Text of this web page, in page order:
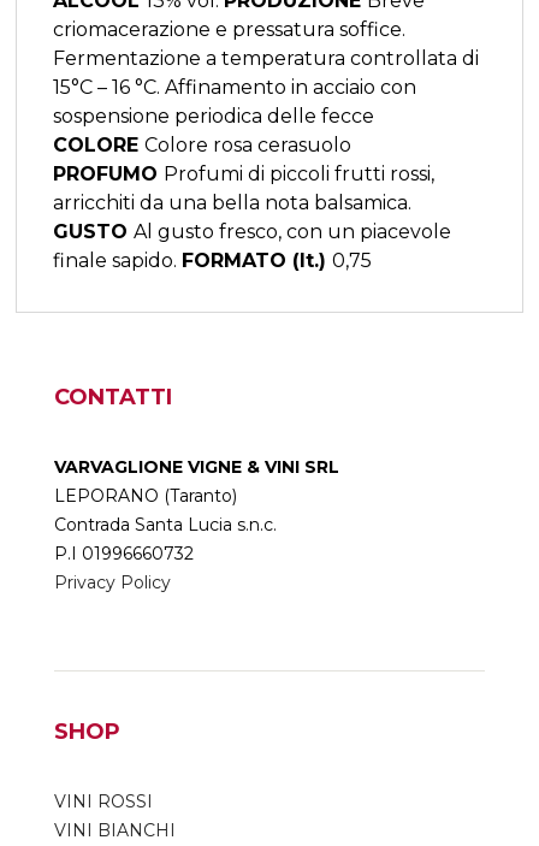
criomacerazione e pressatura soffice.
Fermentazione a temperatura controllata di
15°C – 16 °C. Affinamento in acciaio con
sospensione periodica delle fecce
COLOREColore rosa cerasuolo
PROFUMO Profumi di piccoli frutti rossi,
arricchiti da una bella nota balsamica.
GUSTOAl gusto fresco, con un piacevole
finale sapido. FORMATO (lt.)0,75
CONTATTI
VARVAGLIONE VIGNE & VINI SRL
LEPORANO (Taranto)
Contrada Santa Lucia s.n.c.
P.I 01996660732
Privacy Policy
SHOP
VINI ROSSI
VINI BIANCHI